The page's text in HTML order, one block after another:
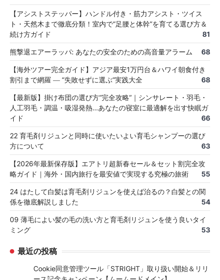
【アシストステッパー】ハンドル付き・筋力アシスト・ツイス
ト・天然木まで徹底分類！室内で“足腰と体幹”を育てる選び方＆
続け方ガイド
81
熊撃退エアーラッパ: あなたの安全のための高音量アラーム 68
【海外ツアー完全ガイド】アジア最安1万円台＆ハワイ朝食付き
割引まで網羅 ― “失敗せずに選ぶ”実践大全
68
【最新版】掛け布団の選び方“完全攻略”｜シンサレート・羽毛・
人工羽毛・調温・吸湿発熱…あなたの寝室に最適解を出す快眠ガ
イド
66
22 育毛剤リジュンと同時に使いたいよい育毛シャンプーの選び
方について
63
【2026年最新保存版】エアトリ超新春セール＆セット割完全攻
略ガイド｜海外・国内旅行を最安値で実現する究極の旅術
55
24 はたして白髪は育毛剤リジュンを使えば治るの？白髪との関
係を徹底解説しました
54
09 薄毛によい髪の毛の洗い方と育毛剤リジュンを使う良いタイ
ミング
53
最近の投稿
Cookie同意管理ツール「STRIGHT」取り扱い開始＆リリ